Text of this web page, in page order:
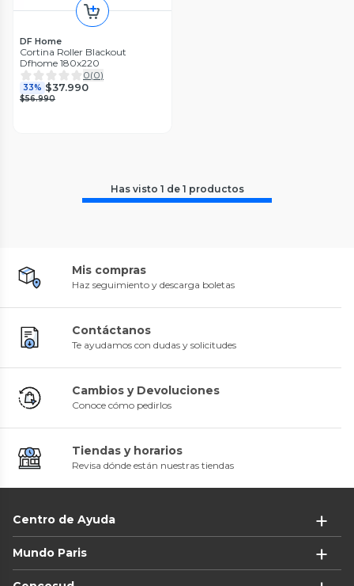
DF Home
Cortina Roller Blackout
Dfhome 180x220
0(0)
33% $37.990
$56.990
Has visto 1 de 1 productos
Mis compras
Haz seguimiento y descarga boletas
Contáctanos
Te ayudamos con dudas y solicitudes
Cambios y Devoluciones
Conoce cómo pedirlos
Tiendas y horarios
Revisa dónde están nuestras tiendas
Centro de Ayuda
Mundo Paris